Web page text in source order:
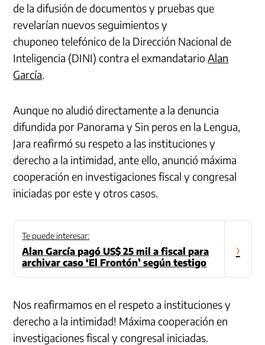
de la difusión de documentos y pruebas que
revelarían nuevos seguimientos y
chuponeo telefónico de la Dirección Nacional de
Inteligencia (DINI) contra el exmandatarioAlan
García.
Aunque no aludió directamente a la denuncia
difundida por Panorama y Sin peros en la Lengua,
Jara reafirmó su respeto a las instituciones y
derecho a la intimidad, ante ello, anunció máxima
cooperación en investigaciones fiscal y congresal
iniciadas por este y otros casos.
Te puede interesar:
Alan García pagó US$ 25 mil a fiscal para
archivar caso ‘El Frontón’ según testigo
›
Nos reafirmamos en el respeto a instituciones y
derecho a la intimidad! Máxima cooperación en
investigaciones fiscal y congresal iniciadas.